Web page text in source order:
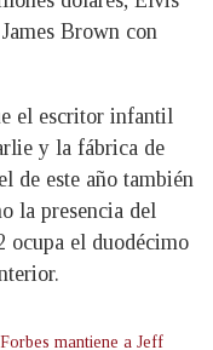
Brown con
el escritor infantil
y la fábrica de
de este año también
la presencia del
ocupa el duodécimo
mantiene a Jeff